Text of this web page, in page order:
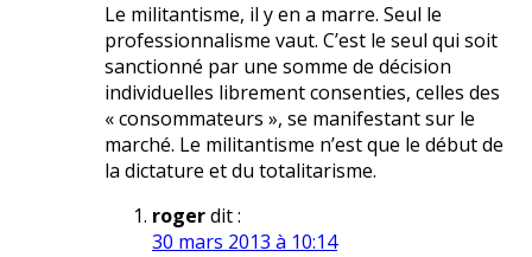
Le militantisme, il y en a marre. Seul le
professionnalisme vaut. C’est le seul qui soit
sanctionné par une somme de décision
individuelles librement consenties, celles des
« consommateurs », se manifestant sur le
marché. Le militantisme n’est que le début de
la dictature et du totalitarisme.
rogerdit :
30 mars 2013 à 10:14